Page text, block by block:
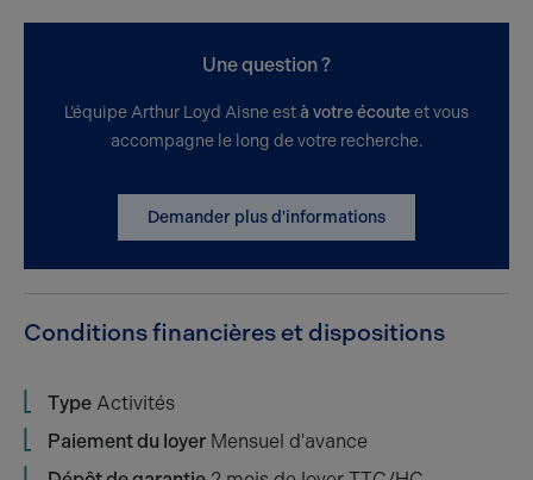
Une question ?
L’équipe Arthur Loyd Aisne est à votre écouteet vous
accompagne le long de votre recherche.
Demander plus d'informations
Conditions financières et dispositions
Type Activités
Paiement du loyer Mensuel d'avance